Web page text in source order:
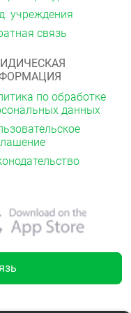
на 50 % менее
циркулирующей
метаболитами.
выводится в
(включая
выводится
увеличении
приблизительно
учреждения
связь
по обработке
данных